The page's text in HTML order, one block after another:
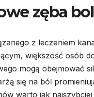
zęba
z leczeniem
większość osób
mogą obejmować
się na ból
warto jak